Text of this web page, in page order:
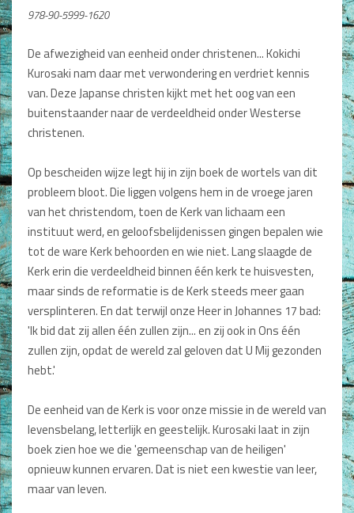
Kinderbijbels
Zelf lezen
Doeboeken
Alle producten
Cadeauboeken
Dagboeken
Gebed
Bijbel en Wetenschap
Alphacursus
Vervolgde kerk
Evangelisatie en Zending
Gemeenteleven en Leiderschap
Pastoraat
Romans en Verhalen
978-90-5999-1620
De afwezigheid van eenheid onder christenen... Kokichi
Kurosaki nam daar met verwondering en verdriet kennis
van. Deze Japanse christen kijkt met het oog van een
buitenstaander naar de verdeeldheid onder Westerse
christenen.
Op bescheiden wijze legt hij in zijn boek de wortels van dit
probleem bloot. Die liggen volgens hem in de vroege jaren
van het christendom, toen de Kerk van lichaam een
instituut werd, en geloofsbelijdenissen gingen bepalen wie
tot de ware Kerk behoorden en wie niet. Lang slaagde de
Kerk erin die verdeeldheid binnen één kerk te huisvesten,
maar sinds de reformatie is de Kerk steeds meer gaan
versplinteren. En dat terwijl onze Heer in Johannes 17 bad:
'Ik bid dat zij allen één zullen zijn... en zij ook in Ons één
zullen zijn, opdat de wereld zal geloven dat U Mij gezonden
hebt.'
De eenheid van de Kerk is voor onze missie in de wereld van
levensbelang, letterlijk en geestelijk. Kurosaki laat in zijn
boek zien hoe we die 'gemeenschap van de heiligen'
opnieuw kunnen ervaren. Dat is niet een kwestie van leer,
maar van leven.